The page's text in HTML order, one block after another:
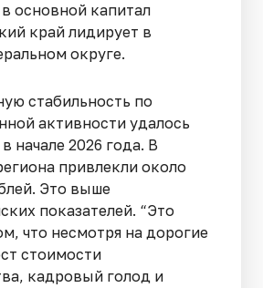
основной капитал
край лидирует в
округе.
стабильность по
активности удалось
начале 2026 года. В
привлекли около
Это выше
показателей. “Это
что несмотря на дорогие
стоимости
кадровый голод и